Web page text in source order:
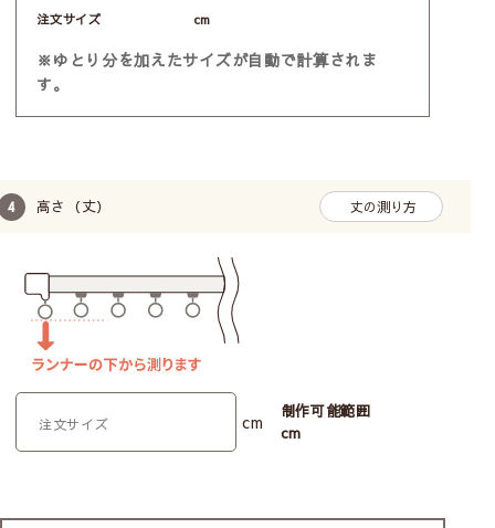
注文サイズ cm
※ゆとり分を加えたサイズが自動で計算されま
す。
高さ（丈） 丈の測り方
cm
制作可能範囲
cm